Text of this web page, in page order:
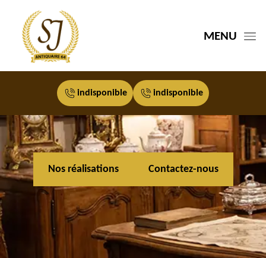
MENU
indisponible indisponible
Nos réalisations Contactez-nous